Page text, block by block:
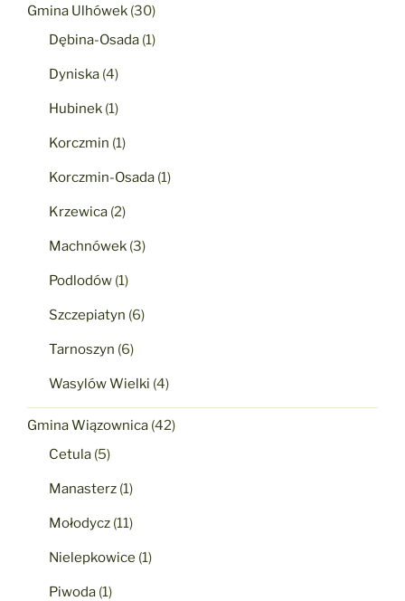
Gmina Ulhówek (30)
Dębina-Osada (1)
Dyniska (4)
Hubinek (1)
Korczmin (1)
Korczmin-Osada (1)
Krzewica (2)
Machnówek (3)
Podlodów (1)
Szczepiatyn (6)
Tarnoszyn (6)
Wasylów Wielki (4)
Gmina Wiązownica (42)
Cetula (5)
Manasterz (1)
Mołodycz (11)
Nielepkowice (1)
Piwoda (1)